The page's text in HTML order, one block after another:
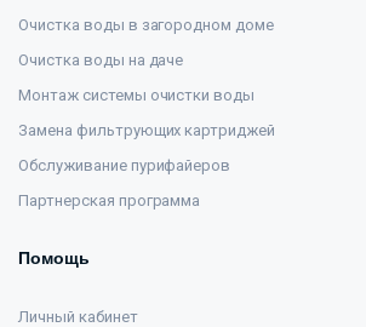
Очистка воды в загородном доме
Очистка воды на даче
Монтаж системы очистки воды
Замена фильтрующих картриджей
Обслуживание пурифайеров
Партнерская программа
Помощь
Личный кабинет